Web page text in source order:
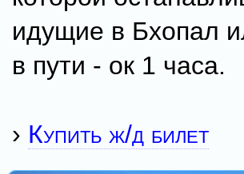
идущие в Бхопал
в пути - ок 1 часа.
› Купить ж/д билет